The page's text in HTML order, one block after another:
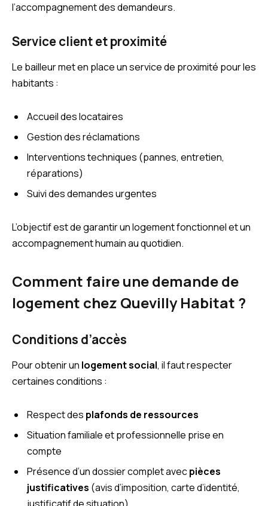
l’accompagnement des demandeurs.
Service client et proximité
Le bailleur met en place un service de proximité pour les
habitants :
Accueil des locataires
Gestion des réclamations
Interventions techniques (pannes, entretien,
réparations)
Suivi des demandes urgentes
L’objectif est de garantir un logement fonctionnel et un
accompagnement humain au quotidien.
Comment faire une demande de
logement chez Quevilly Habitat ?
Conditions d’accès
Pour obtenir un logement social, il faut respecter
certaines conditions :
Respect des plafonds de ressources
Situation familiale et professionnelle prise en
compte
Présence d’un dossier complet avecpièces
justificatives (avis d’imposition, carte d’identité,